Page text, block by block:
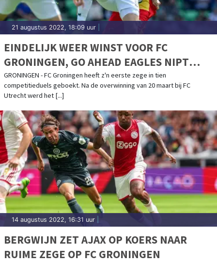
21 augustus 2022, 18:09 uur
EINDELIJK WEER WINST VOOR FC
GRONINGEN, GO AHEAD EAGLES NIPT
VERSLAGEN
GRONINGEN - FC Groningen heeft z'n eerste zege in tien
competitieduels geboekt. Na de overwinning van 20 maart bij FC
Utrecht werd het [...]
14 augustus 2022, 16:31 uur
BERGWIJN ZET AJAX OP KOERS NAAR
RUIME ZEGE OP FC GRONINGEN